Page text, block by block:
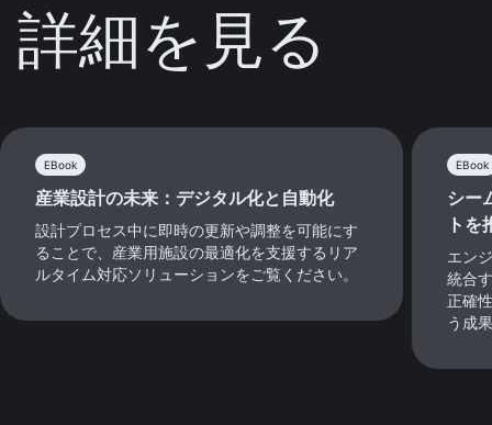
詳細を見る
EBook
産業設計の未来：デジタル化と自動化
設計プロセス中に即時の更新や調整を可能にす
ることで、産業用施設の最適化を支援するリア
ルタイム対応ソリューションをご覧ください。
EBook
シー
トを
エン
統合
正確
う成